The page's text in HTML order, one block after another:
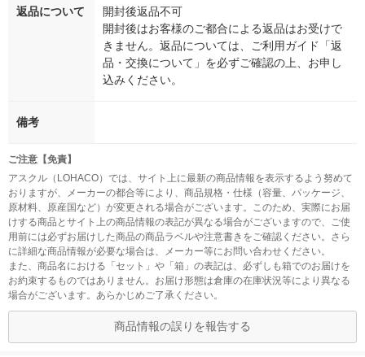
返品について
開封後返品不可
開封後はお客様のご都合による返品はお受けで
きません。返品については、ご利用ガイド「返
品・交換について」を必ずご確認の上、お申し
込みください。
備考
ご注意【免責】
アスクル（LOHACO）では、サイト上に最新の商品情報を表示するよう努めて
おりますが、メーカーの都合等により、商品規格・仕様（容量、パッケージ、
原材料、原産国など）が変更される場合がございます。このため、実際にお届
けする商品とサイト上の商品情報の表記が異なる場合がございますので、ご使
用前には必ずお届けした商品の商品ラベルや注意書きをご確認ください。さら
に詳細な商品情報が必要な場合は、メーカー等にお問い合わせください。
また、商品名における「セット」や「箱」の表記は、必ずしも箱でのお届けを
お約束するものではありません。お届け形態は倉庫の在庫状況等により異なる
場合がございます。あらかじめご了承ください。
商品情報の誤りを報告する